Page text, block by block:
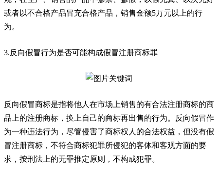
或者以不合格产品冒充合格产品，销售金额5万元以上的行
为。
3.反向假冒行为是否可能构成假冒注册商标罪
反向假冒商标是指将他人在市场上销售的有合法注册商标的商
品上的注册商标，换上自己的商标再出售的行为。反向假冒作
为一种违法行为，尽管侵害了商标权人的合法权益，但没有假
冒注册商标，不符合商标犯罪所侵犯的客体和客观方面的要
求，按刑法上的无罪推定原则，不构成犯罪。